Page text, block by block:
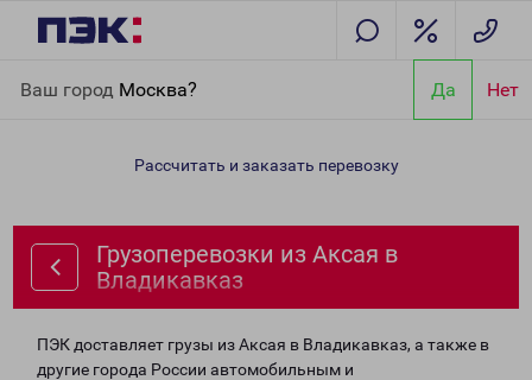
Ваш город Москва? Да Нет
Владикавказ
Рассчитать и заказать перевозку
Грузоперевозки из Аксая в
Владикавказ
ПЭК доставляет грузы из Аксая в Владикавказ, а также в
другие города России автомобильным и